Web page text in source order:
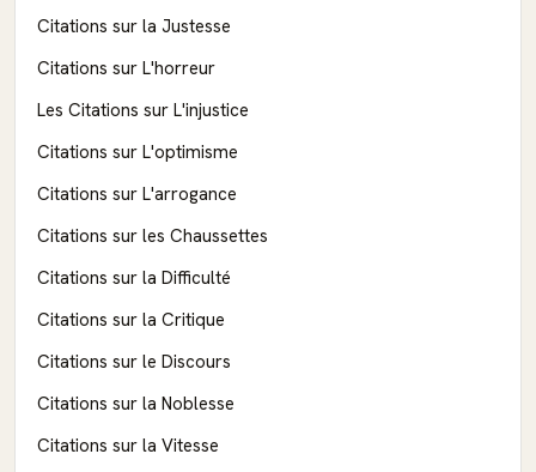
Citations sur la Justesse
Citations sur L'horreur
Les Citations sur L'injustice
Citations sur L'optimisme
Citations sur L'arrogance
Citations sur les Chaussettes
Citations sur la Difficulté
Citations sur la Critique
Citations sur le Discours
Citations sur la Noblesse
Citations sur la Vitesse